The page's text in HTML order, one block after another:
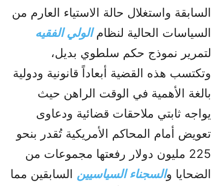
السابقة واستغلال حالة الاستياء العارم من
السياسات الحالية لنظامالولي الفقيه
لتمرير نموذج حكم سلطوي بديل،
وتكتسب هذه القضية أبعاداً قانونية ودولية
بالغة الأهمية في الوقت الراهن حيث
يواجه ثابتي ملاحقات قضائية ودعاوى
تعويض أمام المحاكم الأمريكية تُقدر بنحو
225 مليون دولار رفعتها مجموعات من
الضحايا والسجناء السياسيين السابقين مما